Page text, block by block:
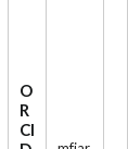
O
R
CI